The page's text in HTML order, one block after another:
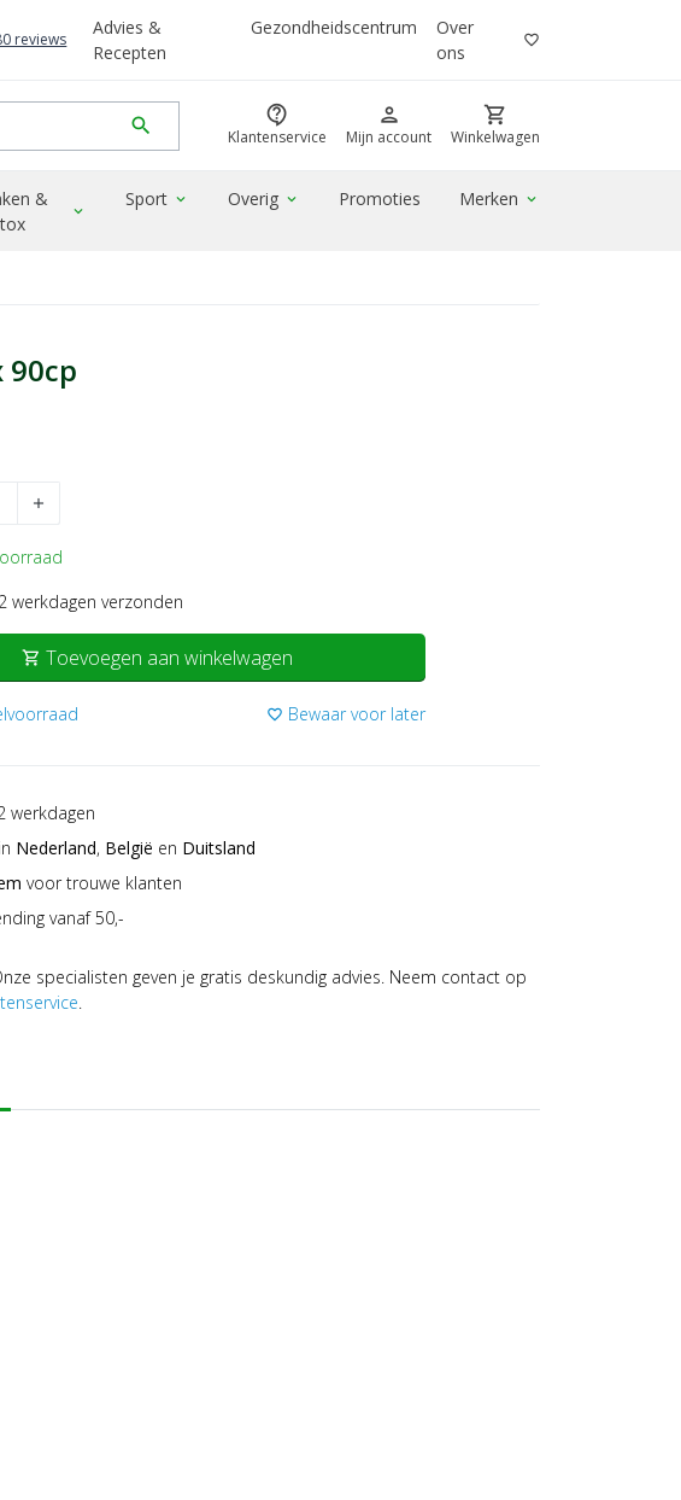
reviews
Advies &
Recepten
Gezondheidscentrum
Over
ons
favorite_border
search contact_support
Klantenservice
person
Mijn account
shopping_cart
Winkelwagen
&
expand_more
Sport expand_more Overig expand_more Promoties Merken expand_more
add
werkdagen verzonden
shopping_cart Toevoegen aan winkelwagen
favorite_border Bewaar voor later
werkdagen
Nederland, België en Duitsland
voor trouwe klanten
vanaf 50,-
specialisten geven je gratis deskundig advies. Neem contact op
.